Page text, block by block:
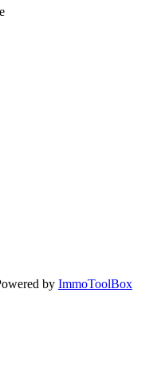
by ImmoToolBox